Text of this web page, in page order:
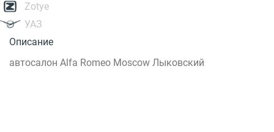
Zotye
УАЗ
Описание
автосалон Alfa Romeo Moscow Лыковский